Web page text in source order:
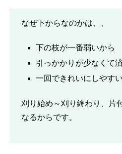
なぜ下からなのかは、、
下の枝が一番弱いから
引っかかりが少なくて
一回できれいにしやす
刈り始め～刈り終わり、片
なるからです。